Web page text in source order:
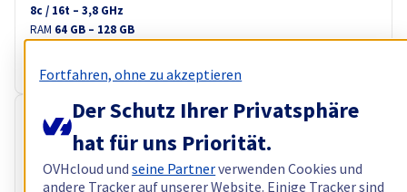
8c / 16t – 3,8 GHz
RAM 64 GB – 128 GB
Öffentliche Bandbreite
3 Gbps
RISE-3
109,99 €
inkl. MwSt./Monat
Fortfahren, ohne zu akzeptieren
Der Schutz Ihrer Privatsphäre
hat für uns Priorität.
OVHcloud undseine Partnerverwenden Cookies und
andere Tracker auf unserer Website. Einige Tracker sind